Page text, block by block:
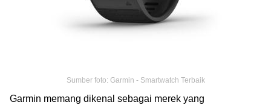
Sumber foto: Garmin - Smartwatch Terbaik
Garmin memang dikenal sebagai merek yang